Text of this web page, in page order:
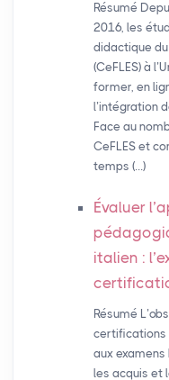
Résumé
2016, les
didactique du
(CeFLES) à
former, en
l’intégration
Face au
CeFLES et
temps (…)
Évaluer
italien :
Résumé
certifications
aux examens
les acquis et